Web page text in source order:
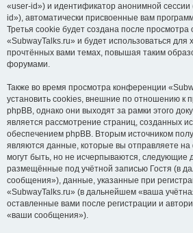
«user-id») и идентификатор анонимной
id»), автоматически присвоенные вам
Третья cookie будет создана после
«SubwayTalks.ru» и будет использоваться
прочтённых вами темах, повышая таким
форумами.
Также во время просмотра конференции
установить cookies, внешние по отношению к
phpBB, однако они выходят за рамки этого
является рассмотрение страниц, созданных
обеспечением phpBB. Вторым источником
являются данные, которые вы отправляете
могут быть, но не исчерпываются, следующие
размещённые под учётной записью Гостя (в
сообщения»), данные, указанные при
«SubwayTalks.ru» (в дальнейшем «ваша
оставленные вами после регистрации и
«ваши сообщения»).